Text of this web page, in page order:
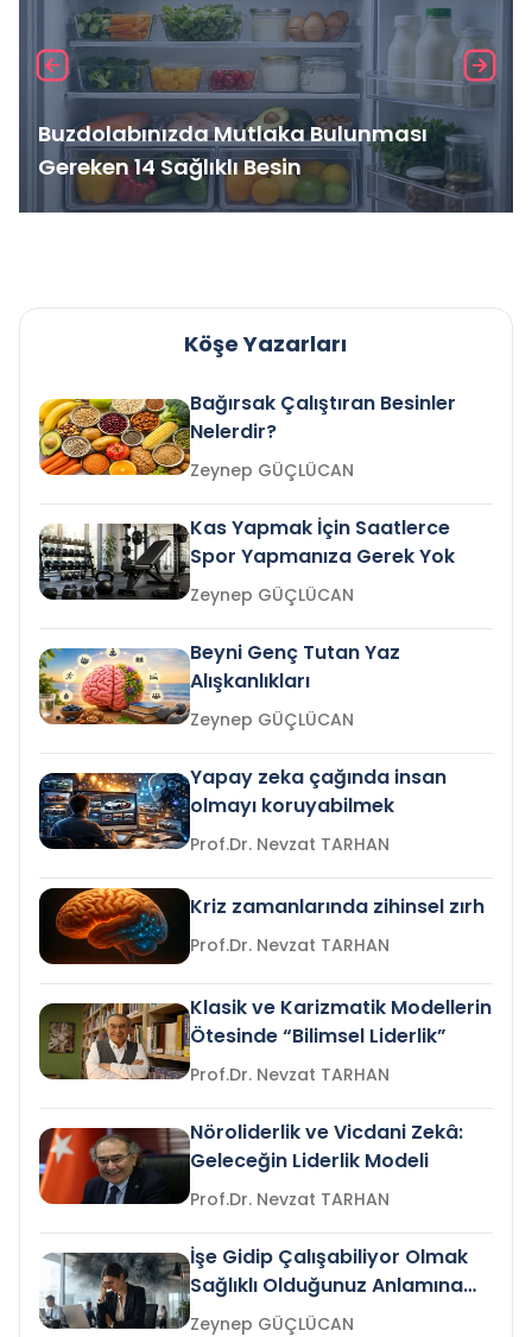
Buzdolabınızda Mutlaka Bulunması
Gereken 14 Sağlıklı Besin
Köşe Yazarları
Bağırsak Çalıştıran Besinler
Nelerdir?
Zeynep GÜÇLÜCAN
Kas Yapmak İçin Saatlerce
Spor Yapmanıza Gerek Yok
Zeynep GÜÇLÜCAN
Beyni Genç Tutan Yaz
Alışkanlıkları
Zeynep GÜÇLÜCAN
Yapay zeka çağında insan
olmayı koruyabilmek
Prof.Dr. Nevzat TARHAN
Kriz zamanlarında zihinsel zırh
Prof.Dr. Nevzat TARHAN
Klasik ve Karizmatik Modellerin
Ötesinde “Bilimsel Liderlik”
Prof.Dr. Nevzat TARHAN
Nöroliderlik ve Vicdani Zekâ:
Geleceğin Liderlik Modeli
Prof.Dr. Nevzat TARHAN
İşe Gidip Çalışabiliyor Olmak
Sağlıklı Olduğunuz Anlamına
Gelir mi?Zeynep GÜÇLÜCAN